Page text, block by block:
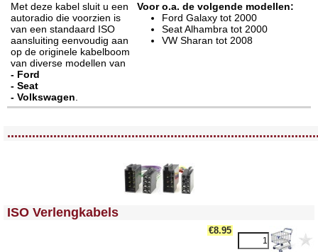
Met deze kabel sluit u een
autoradio die voorzien is
van een standaard ISO
aansluiting eenvoudig aan
op de originele kabelboom
van diverse modellen van
- Ford
- Seat
- Volkswagen
Voor o.a. de volgende modellen:
Ford Galaxy tot 2000
Seat Alhambra tot 2000
VW Sharan tot 2008
<!-- MakeFullWidth0 --><!-- MakeFullWidth1 --><!-- MakeFullWidth2 --><!-- MakeFullWidth3 --><!-- MakeFullWidth4 --><!-- MakeFullWidth5 --><!-- MakeFullWidth6 --><!-- MakeFullWidth7 --><!-- MakeFullWidth8 --><!-- MakeFullWidth9 --><!-- MakeFullWidth10 --><!-- MakeFullWidth11 --><!-- MakeFullWidth12 --><!-- MakeFullWidth13 --><!-- MakeFullWidth14 --><!-- MakeFullWidth15 --><!-- MakeFullWidth16 --><!-- MakeFullWidth17 --><!-- MakeFullWidth18 --><!-- MakeFullWidth19 -->
ISO Verlengkabels
€8.95